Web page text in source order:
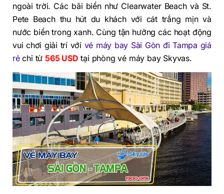
ngoài trời. Các bãi biển như Clearwater Beach và St.
Pete Beach thu hút du khách với cát trắng mịn và
nước biển trong xanh. Cùng tận hưởng các hoạt động
vui chơi giải trí với vé máy bay Sài Gòn đi Tampa giá
rẻchỉ từ565 USD tại phòng vé máy bay Skyvas.